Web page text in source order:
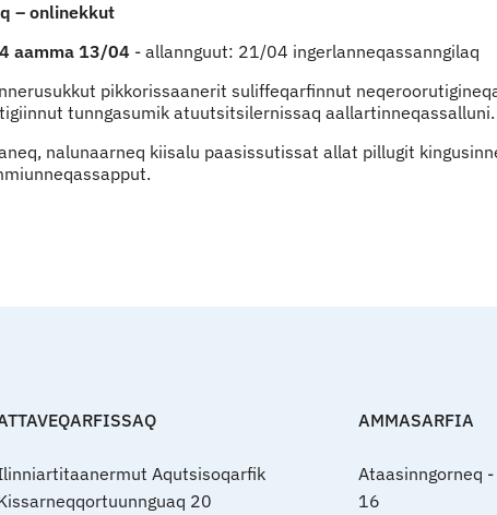
– onlinekkut
aamma 13/04 - allannguut: 21/04 ingerlanneqassanngilaq
pikkorissaanerit suliffeqarfinnut
tunngasumik atuutsitsilernissaq aallartinneqassalluni.
nalunaarneq kiisalu paasissutissat allat pillugit
Aqutsisoqarfik
20
AMMASARFIA
Ataasinngorneq
16